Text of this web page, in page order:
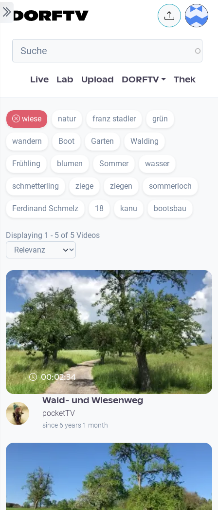
Skip to main content User
Hauptnavigation
Live Lab Upload DORFTV Thek
wiese natur franz stadler grün
wandern Boot Garten Walding
Frühling blumen Sommer wasser
schmetterling ziege ziegen sommerloch
Ferdinand Schmelz 18 kanu bootsbau
Displaying 1 - 5 of 5 Videos
00:02:34
Wald- und Wiesenweg
pocketTV
since 6 years 1 month